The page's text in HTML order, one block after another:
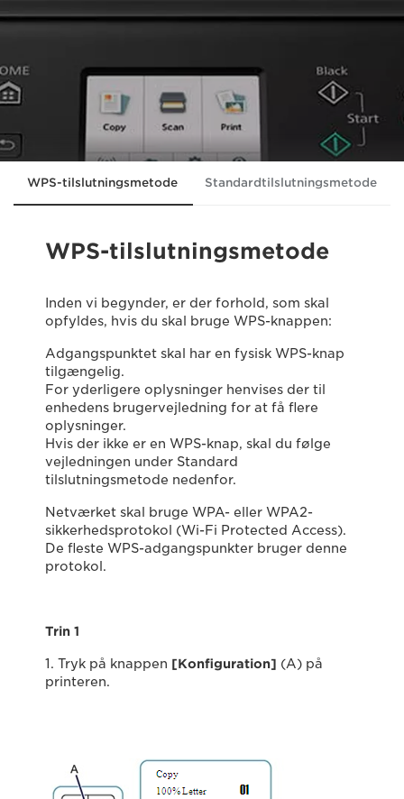
WPS-tilslutningsmetode Standardtilslutningsmetode
WPS-tilslutningsmetode
Inden vi begynder, er der forhold, som skal
opfyldes, hvis du skal bruge WPS-knappen:
Adgangspunktet skal har en fysisk WPS-knap
tilgængelig.
For yderligere oplysninger henvises der til
enhedens brugervejledning for at få flere
oplysninger.
Hvis der ikke er en WPS-knap, skal du følge
vejledningen under Standard
tilslutningsmetode nedenfor.
Netværket skal bruge WPA- eller WPA2-
sikkerhedsprotokol (Wi-Fi Protected Access).
De fleste WPS-adgangspunkter bruger denne
protokol.
Trin 1
1. Tryk på knappen [Konfiguration] (A) på
printeren.